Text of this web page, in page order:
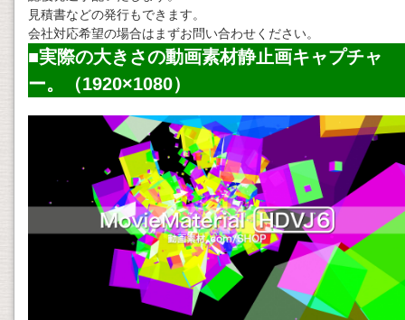
見積書などの発行もできます。
会社対応希望の場合はまずお問い合わせください。
■実際の大きさの動画素材静止画キャプチャ
ー。（1920×1080）